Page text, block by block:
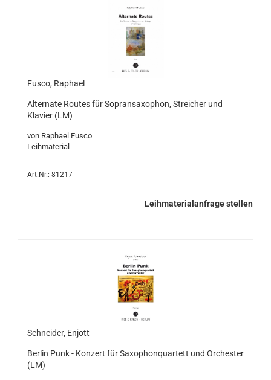
Fusco, Raphael
Alternate Routes für Sopransaxophon, Streicher und
Klavier (LM)
von Raphael Fusco
Leihmaterial
Art.Nr.: 81217
Leihmaterialanfrage stellen
Schneider, Enjott
Berlin Punk - Konzert für Saxophonquartett und Orchester
(LM)